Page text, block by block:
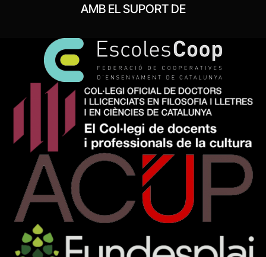
AMB EL SUPORT DE